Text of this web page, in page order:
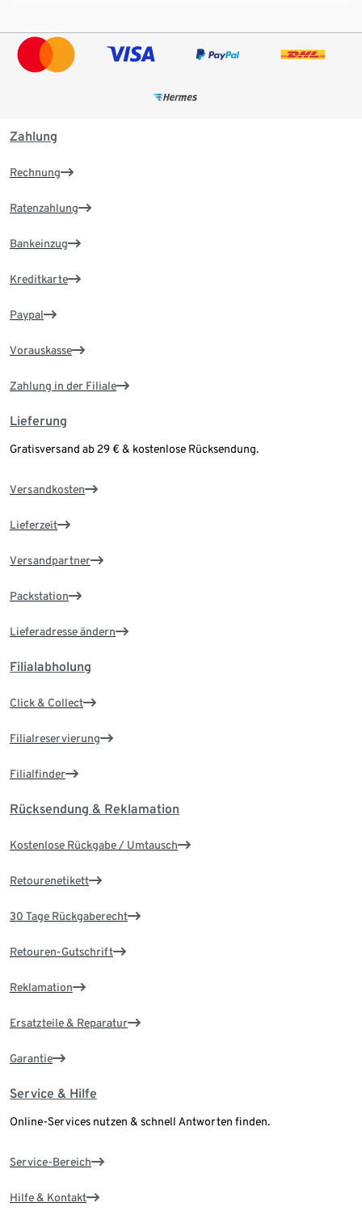
Zahlung
Rechnung
Ratenzahlung
Bankeinzug
Kreditkarte
Paypal
Vorauskasse
Zahlung in der Filiale
Lieferung
Gratisversand ab 29 € & kostenlose Rücksendung.
Versandkosten
Lieferzeit
Versandpartner
Packstation
Lieferadresse ändern
Filialabholung
Click & Collect
Filialreservierung
Filialfinder
Rücksendung & Reklamation
Kostenlose Rückgabe / Umtausch
Retourenetikett
30 Tage Rückgaberecht
Retouren-Gutschrift
Reklamation
Ersatzteile & Reparatur
Garantie
Service & Hilfe
Online-Services nutzen & schnell Antworten finden.
Service-Bereich
Hilfe & Kontakt